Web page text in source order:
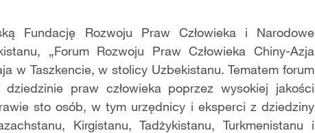
Fundację Rozwoju Praw Człowieka i Narodowe
„Forum Rozwoju Praw Człowieka Chiny-Azja
w Taszkencie, w stolicy Uzbekistanu. Tematem forum
praw człowieka poprzez wysokiej jakości
sto osób, w tym urzędnicy i eksperci z dziedziny
Kirgistanu, Tadżykistanu, Turkmenistanu i